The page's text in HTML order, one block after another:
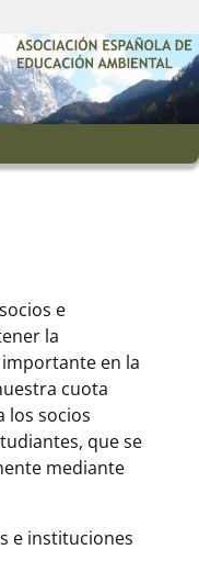
e
la
en la
cuota
los socios
que se
mediante
e instituciones